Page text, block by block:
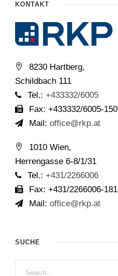
KONTAKT
8230 Hartberg,
Schildbach 111
Tel.: +433332/6005
Fax: +433332/6005-150
Mail: office@rkp.at
1010 Wien,
Herrengasse 6-8/1/31
Tel.: +431/2266006
Fax: +431/2266006-181
Mail: office@rkp.at
SUCHE